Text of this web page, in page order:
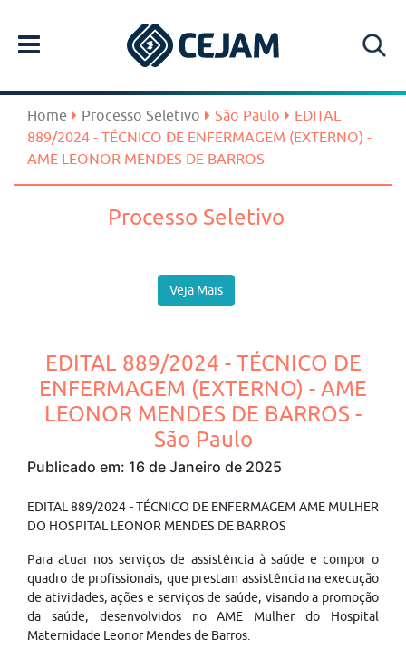
Home Processo Seletivo São Paulo
EDITAL
889/2024 - TÉCNICO DE ENFERMAGEM (EXTERNO) -
AME LEONOR MENDES DE BARROS
Processo Seletivo
Veja Mais
EDITAL 889/2024 - TÉCNICO DE
ENFERMAGEM (EXTERNO) - AME
LEONOR MENDES DE BARROS -
São Paulo
Publicado em: 16 de Janeiro de 2025
EDITAL 889/2024 - TÉCNICO DE ENFERMAGEM AME MULHER
DO HOSPITAL LEONOR MENDES DE BARROS
Para atuar nos serviços de assistência à saúde e compor o
quadro de profissionais, que prestam assistência na execução
de atividades, ações e serviços de saúde, visando a promoção
da saúde, desenvolvidos no AME Mulher do Hospital
Maternidade Leonor Mendes de Barros.